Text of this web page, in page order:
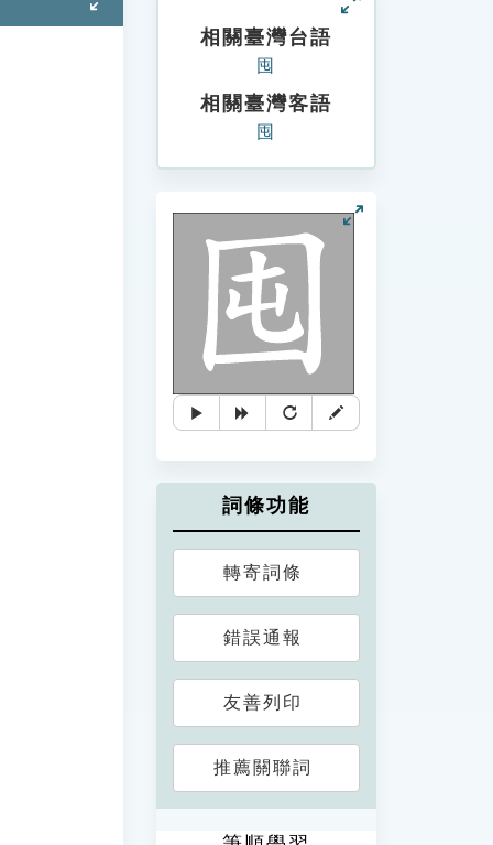
相關臺灣台語
囤
相關臺灣客語
囤
詞條功能
轉寄詞條
錯誤通報
友善列印
推薦關聯詞